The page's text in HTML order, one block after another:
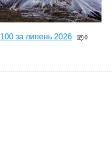
за липень 2026
0